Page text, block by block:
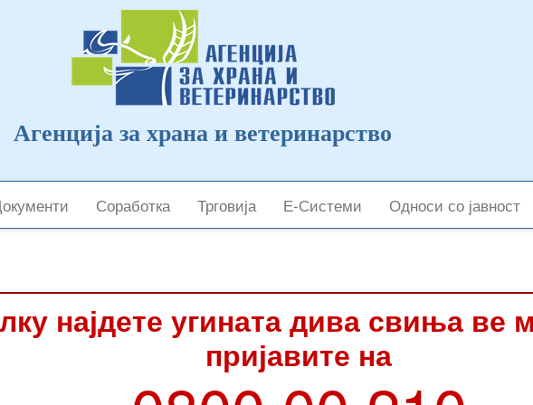
Агенција за храна и ветеринарство
Соработка Трговија Е-Системи Односи со јавност
најдете угината дива свиња ве
пријавите на